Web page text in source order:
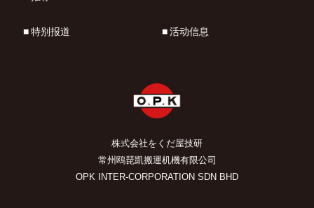
株式会社をくだ屋技研
常州鴎琵凱搬運机機有限公司
OPK INTER-CORPORATION SDN BHD
特别报道 活动信息